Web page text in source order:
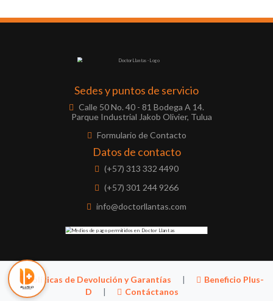
Sedes y puntos de servicio
Calle 50 No. 40 - 81 Bodega A 14.
Parque Industrial Jakob Olivier, Tulua
Formulario de Contacto
Datos de contacto
(+57) 313 332 4490
(+57) 301 244 9266
info@doctorllantas.com
Políticas de Devolución y Garantías |
Beneficio Plus-
D
| Contáctanos